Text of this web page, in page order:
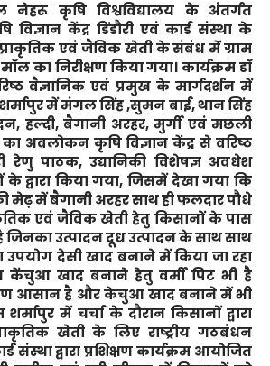
नेहरू कृषि विश्वविद्यालय के अंतर्गत
विज्ञान केंद्र डिंडौरी एवं कार्ड संस्था के
एवं जैविक खेती के संबंध में ग्राम
का निरीक्षण किया गया। कार्यक्रम डॉ
वैज्ञानिक एवं प्रमुख के मार्गदर्शन में
में मंगल सिंह ,सुमन बाई, थान सिंह
हल्दी, बैगानी अरहर, मुर्गी एवं मछली
अवलोकन कृषि विज्ञान केंद्र से वरिष्ठ
रेणु पाठक, उद्यानिकी विशेषज्ञ अवधेश
के द्वारा किया गया, जिसमें देखा गया कि
मेढ़ में बैगानी अरहर साथ ही फलदार पौधे
एवं जैविक खेती हेतु किसानों के पास
उत्पादन दूध उत्पादन के साथ साथ
उपयोग देसी खाद बनाने में किया जा रहा
केंचुआ खाद बनाने हेतु वर्मी पिट भी है
आसान है और केचुआ खाद बनाने में भी
शर्मापुर में चर्चा के दौरान किसानों द्वारा
खेती के लिए राष्ट्रीय गठबंधन
संस्था द्वारा प्रशिक्षण कार्यक्रम आयोजित